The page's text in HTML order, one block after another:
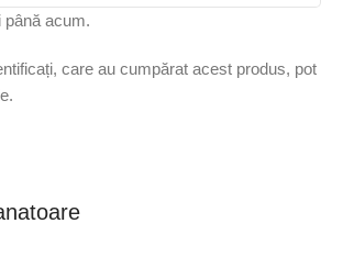
până acum.
care au cumpărat acest produs, pot